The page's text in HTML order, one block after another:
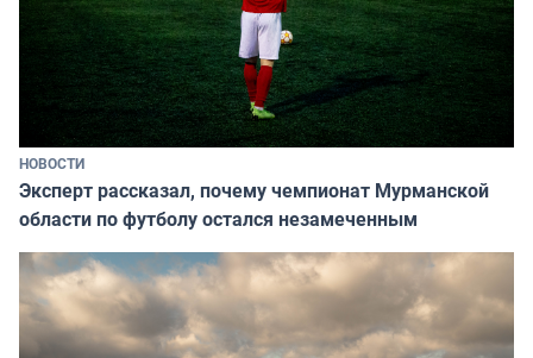
НОВОСТИ
Эксперт рассказал, почему чемпионат Мурманской
области по футболу остался незамеченным